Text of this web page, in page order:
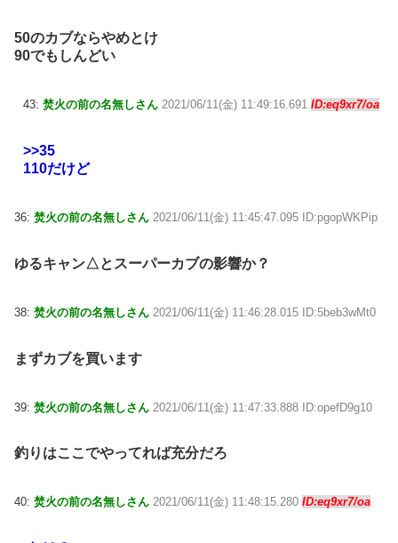
50のカブならやめとけ
90でもしんどい
43: 焚火の前の名無しさん 2021/06/11(金) 11:49:16.691 ID:eq9xr7/oa
>>35
110だけど
36: 焚火の前の名無しさん 2021/06/11(金) 11:45:47.095 ID:pgopWKPip
ゆるキャン△とスーパーカブの影響か？
38: 焚火の前の名無しさん 2021/06/11(金) 11:46:28.015 ID:5beb3wMt0
まずカブを買います
39: 焚火の前の名無しさん 2021/06/11(金) 11:47:33.888 ID:opefD9g10
釣りはここでやってれば充分だろ
40: 焚火の前の名無しさん 2021/06/11(金) 11:48:15.280 ID:eq9xr7/oa